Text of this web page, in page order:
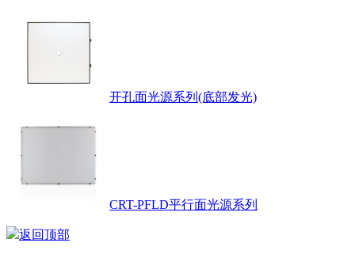
开孔面光源系列(底部发光)
CRT-PFLD平行面光源系列
返回顶部